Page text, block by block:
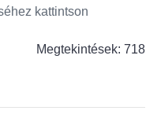
kattintson
Megtekintések: 718